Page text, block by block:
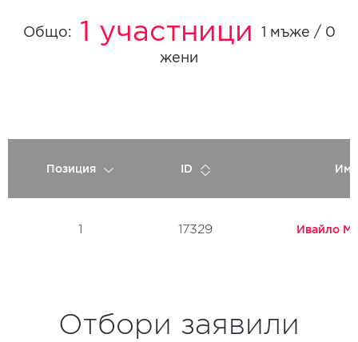
Общо: 1 участници
1 мъже / 0
жени
Позиция ID Име
1 17329 Ивайло
Отбори заявили